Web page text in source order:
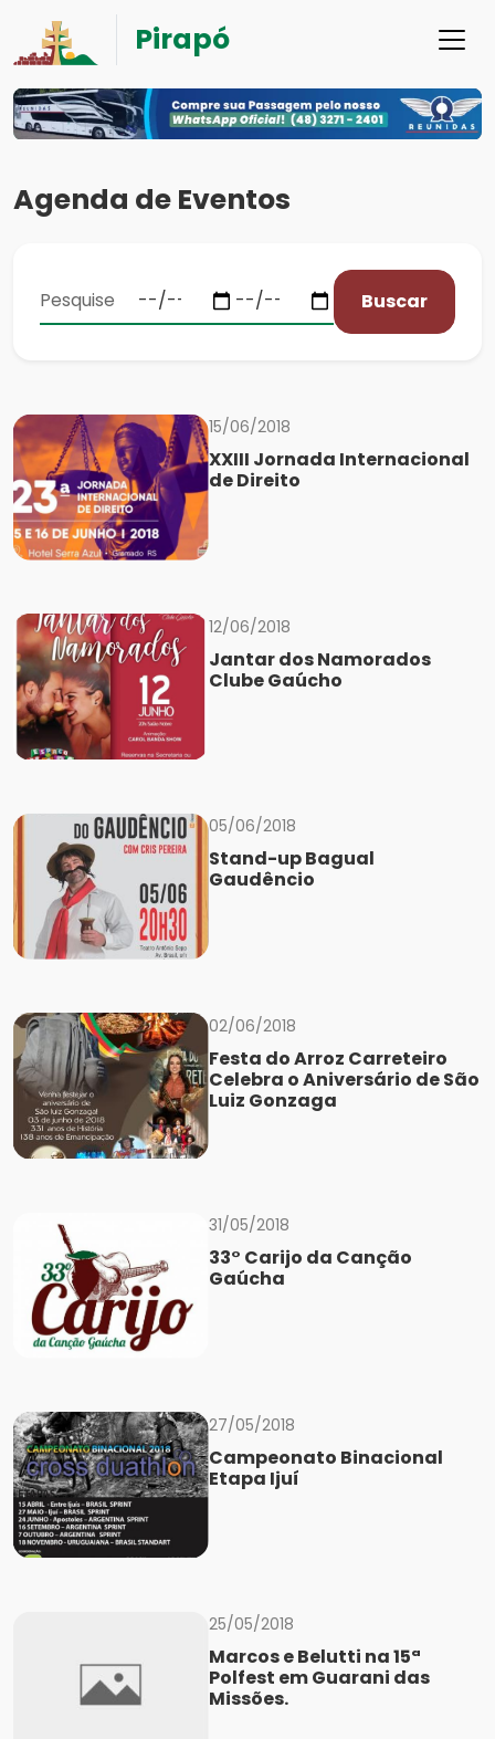
Pirapó
Agenda de Eventos
Buscar
15/06/2018
XXIII Jornada Internacional
de Direito
12/06/2018
Jantar dos Namorados
Clube Gaúcho
05/06/2018
Stand-up Bagual
Gaudêncio
02/06/2018
Festa do Arroz Carreteiro
Celebra o Aniversário de São
Luiz Gonzaga
31/05/2018
33° Carijo da Canção
Gaúcha
27/05/2018
Campeonato Binacional
Etapa Ijuí
25/05/2018
Marcos e Belutti na 15ª
Polfest em Guarani das
Missões.